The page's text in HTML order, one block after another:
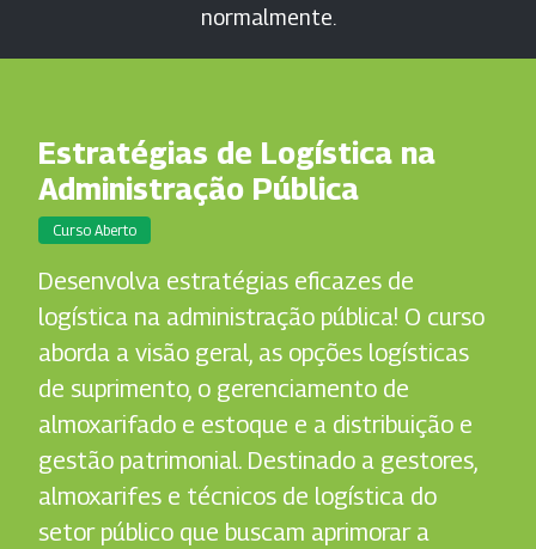
normalmente.
Estratégias de Logística na
Administração Pública
Curso Aberto
Desenvolva estratégias eficazes de
logística na administração pública! O curso
aborda a visão geral, as opções logísticas
de suprimento, o gerenciamento de
almoxarifado e estoque e a distribuição e
gestão patrimonial. Destinado a gestores,
almoxarifes e técnicos de logística do
setor público que buscam aprimorar a